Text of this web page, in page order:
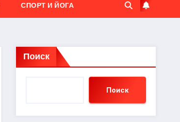
СПОРТ И ЙОГА
Поиск
Поиск